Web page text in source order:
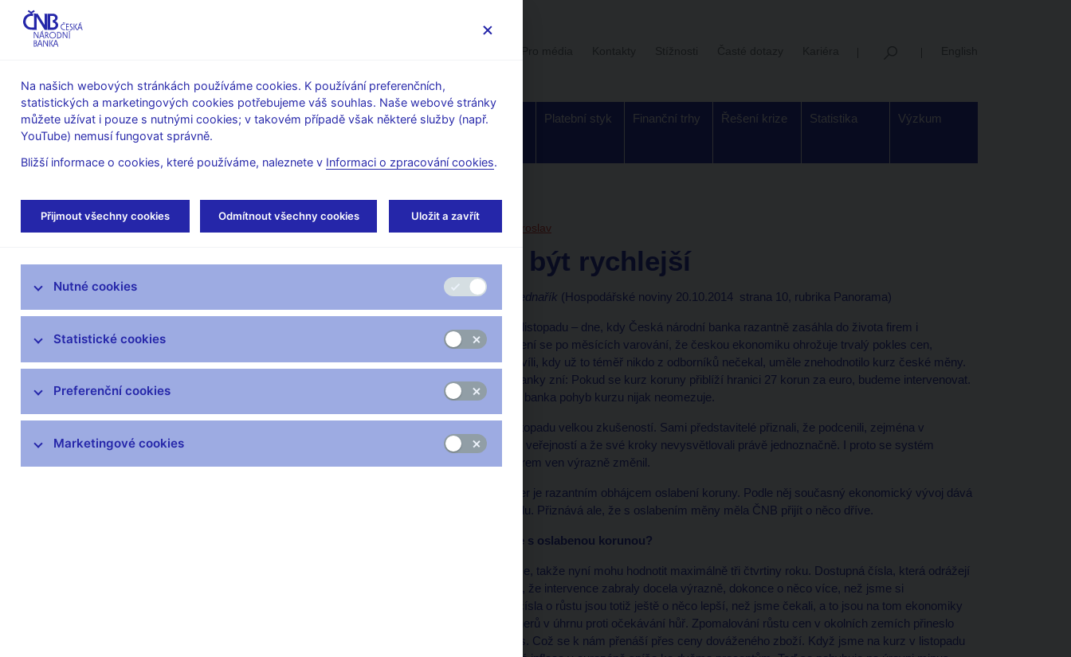
O ČNB
Měnová
politika
Finanční
Dohled a
Bankovky a
Platební styk Finanční trhy Řešení krize Statistika Výzkum
Úvod Veřejnost Servis pro média Autorské články, rozhovory
Singer Miroslav
Měli jsme být rychlejší
Luděk Vainert, Radek Bednařík (Hospodářské noviny 20.10.2014 strana 10, rubrika Panorama)
Téměř rok uplynul od 7. listopadu – dne, kdy Česká národní banka razantně zasáhla do života firem i
obyčejných lidí. Její vedení se po měsících varování, že českou ekonomiku ohrožuje trvalý pokles cen,
odhodlalo k akci a ve chvíli, kdy už to téměř nikdo z odborníků nečekal, uměle znehodnotilo kurz české měny.
Od té doby z centrální banky zní: Pokud se kurz koruny přiblíží hranici 27 korun za euro, budeme intervenovat.
V opačném směru však banka pohyb kurzu nijak neomezuje.
Pro ČNB byl počátek listopadu velkou zkušeností. Sami představitelé přiznali, že podcenili, zejména v
počátcích, komunikaci s veřejností a že své kroky nevysvětlovali právě jednoznačně. I proto se systém
komunikace banky směrem ven výrazně změnil.
Guvernér Miroslav Singer je razantním obhájcem oslabení koruny. Podle něj současný ekonomický vývoj dává
centrální bance za pravdu. Přiznává ale, že s oslabením měny měla ČNB přijít o něco dříve.
HN: Jak se Česku žije s oslabenou korunou?
Roční data ještě nemáme, takže nyní mohu hodnotit maximálně tři čtvrtiny roku. Dostupná čísla, která odrážejí
stav ekonomiky, ukazují, že intervence zabraly docela výrazně, dokonce o něco více, než jsme si
představovali. Celková čísla o růstu jsou totiž ještě o něco lepší, než jsme čekali, a to jsou na tom ekonomiky
našich obchodních partnerů v úhrnu proti očekávání hůř. Zpomalování růstu cen v okolních zemích přineslo
nižší inflační tlaky i u nás. Což se k nám přenáší přes ceny dováženého zboží. Když jsme na kurz v listopadu
Servis pro média
Autorské články, rozhovory
Vystoupení a rozhovory guvernéra
čnBlog
ČNBvlog
ČNBpodcast
Fotogalerie
Na našich webových stránkách používáme cookies. K používání preferenčních,
statistických a marketingových cookies potřebujeme váš souhlas. Naše webové stránky
můžete užívat i pouze s nutnými cookies; v takovém případě však některé služby (např.
YouTube) nemusí fungovat správně.
Bližší informace o cookies, které používáme, naleznete v Informaci o zpracování cookies.
Přijmout všechny cookies Odmítnout všechny cookies Uložit a zavřít
Nutné cookies
Statistické cookies
Preferenční cookies
Marketingové cookies